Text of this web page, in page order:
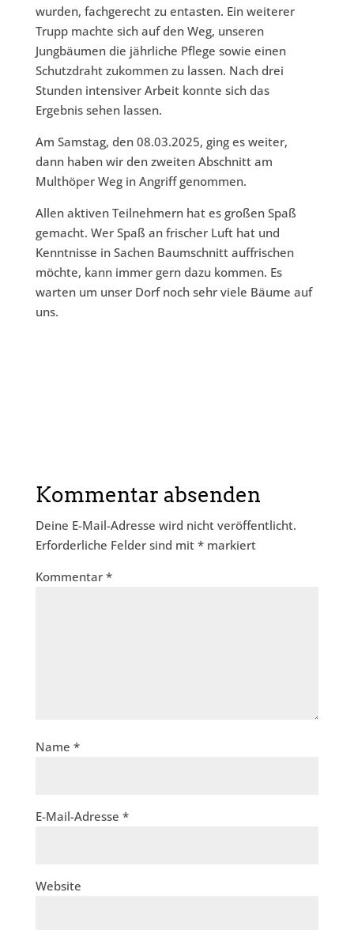
wurden, fachgerecht zu entasten. Ein weiterer
Trupp machte sich auf den Weg, unseren
Jungbäumen die jährliche Pflege sowie einen
Schutzdraht zukommen zu lassen. Nach drei
Stunden intensiver Arbeit konnte sich das
Ergebnis sehen lassen.
Am Samstag, den 08.03.2025, ging es weiter,
dann haben wir den zweiten Abschnitt am
Multhöper Weg in Angriff genommen.
Allen aktiven Teilnehmern hat es großen Spaß
gemacht. Wer Spaß an frischer Luft hat und
Kenntnisse in Sachen Baumschnitt auffrischen
möchte, kann immer gern dazu kommen. Es
warten um unser Dorf noch sehr viele Bäume auf
uns.
Kommentar absenden
Deine E-Mail-Adresse wird nicht veröffentlicht.
Erforderliche Felder sind mit *markiert
Kommentar *
Name *
E-Mail-Adresse *
Website